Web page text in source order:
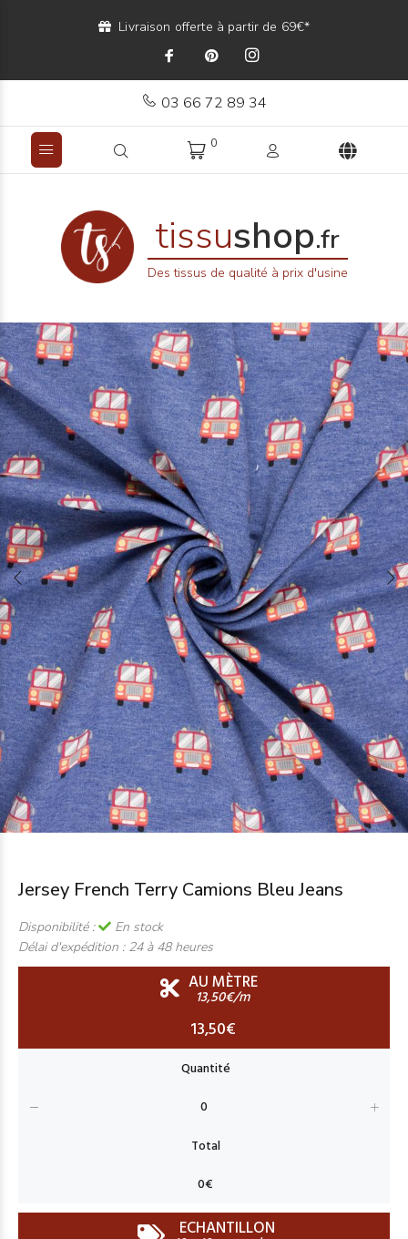
Livraison offerte à partir de 69€*
03 66 72 89 34
0
tissushop.fr
Des tissus de qualité à prix d'usine
Jersey French Terry Camions Bleu Jeans
Disponibilité :
En stock
Délai d'expédition : 24 à 48 heures
AU MÈTRE
13,50€/m
13,50€
ECHANTILLON